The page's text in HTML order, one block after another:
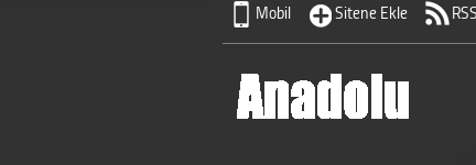
Mobil Sitene Ekle RSS